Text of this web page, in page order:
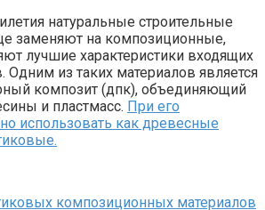
натуральные строительные
заменяют на композиционные,
лучшие характеристики входящих
Одним из таких материалов является
композит (дпк), объединяющий
и пластмасс. При его
использовать как древесные
композиционных материалов